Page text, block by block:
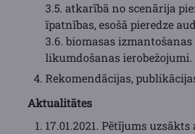
3.5. atkarībā no scenārija
īpatnības, esošā pieredze
3.6. biomasas
likumdošanas ierobežojumi.
Rekomendācijas,
Aktualitātes
17.01.2021. Pētījums